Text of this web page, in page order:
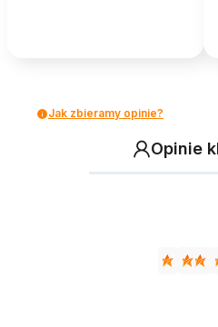
Jak zbieramy opinie?
Opinie